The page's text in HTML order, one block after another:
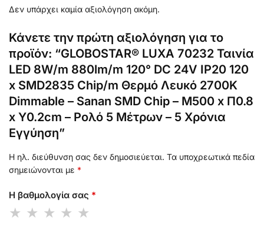
Δεν υπάρχει καμία αξιολόγηση ακόμη.
Κάνετε την πρώτη αξιολόγηση για το
προϊόν: “GLOBOSTAR® LUXA 70232 Ταινία
LED 8W/m 880lm/m 120° DC 24V IP20 120
x SMD2835 Chip/m Θερμό Λευκό 2700K
Dimmable – Sanan SMD Chip – Μ500 x Π0.8
x Υ0.2cm – Ρολό 5 Μέτρων – 5 Χρόνια
Εγγύηση”
Η ηλ. διεύθυνση σας δεν δημοσιεύεται. Τα υποχρεωτικά πεδία
σημειώνονται με *
Η βαθμολογία σας *